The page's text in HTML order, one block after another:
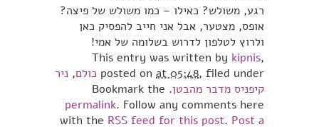
רגע, משולש? כאילו – כמו משולש של פיצה?
אופס, מצטער, אבל אני חייב להפסיק כאן
ולרוץ לטלפון לדרוש בשלומה של אמי!
This entry was written by kipnis,
posted on at 05:48, filed under כולם, ניר
קיפניס מדבר מהבטן. Bookmark the
permalink. Follow any comments here
with the RSS feed for this post. Post a